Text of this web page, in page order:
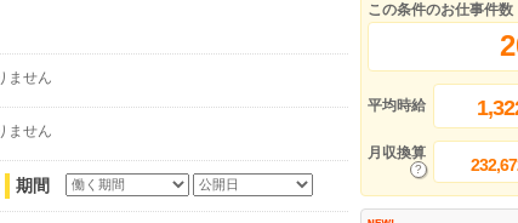
ません
ません
期間
この条件のお仕事件数
平均時給
月収換算